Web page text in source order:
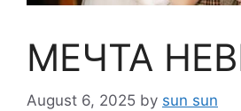
МЕЧТА
August 6, 2025 by sun sun